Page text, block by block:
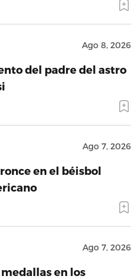
Ago 8, 2026
del padre del astro
Ago 7, 2026
en el béisbol
Ago 7, 2026
en los